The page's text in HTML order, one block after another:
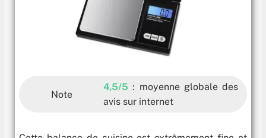
Note
4,5/5 : moyenne globale des
avis sur internet